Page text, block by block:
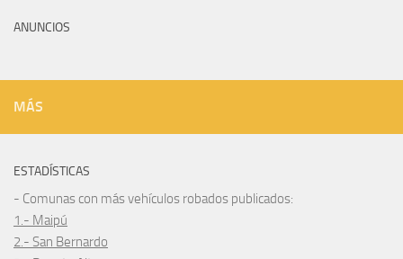
ANUNCIOS
MÁS
ESTADÍSTICAS
- Comunas con más vehículos robados publicados:
1.- Maipú
2.- San Bernardo